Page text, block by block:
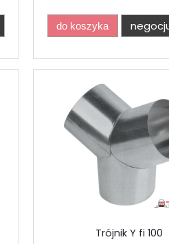
do koszyka
Trójnik Y fi 100